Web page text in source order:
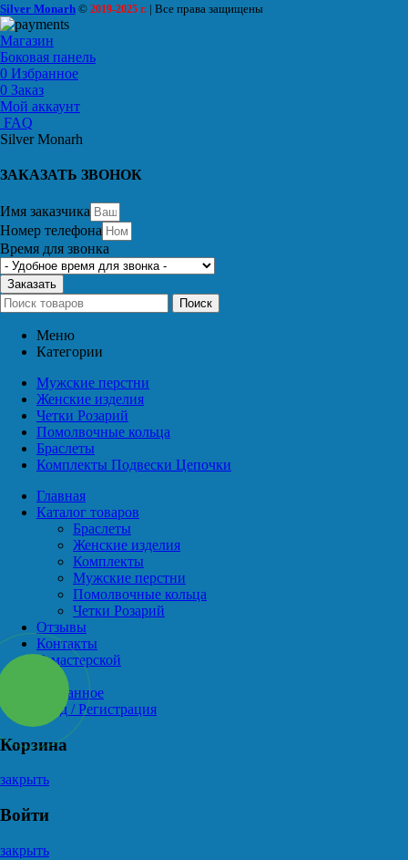
Silver Monarh © 2019-2025 г. | Все права защищены
Магазин
Боковая панель
0 Избранное
0 Заказ
Мой аккаунт
FAQ
Silver Monarh
ЗАКАЗАТЬ ЗВОНОК
Имя заказчика
Номер телефона
Время для звонка
Заказать
Поиск
Меню
Категории
Мужские перстни
Женские изделия
Четки Розарий
Помолвочные кольца
Браслеты
Комплекты Подвески Цепочки
Главная
Каталог товаров
Браслеты
Женские изделия
Комплекты
Мужские перстни
Помолвочные кольца
Четки Розарий
Отзывы
Контакты
О мастерской
Блог
Избранное
Вход / Регистрация
Корзина
закрыть
Войти
закрыть